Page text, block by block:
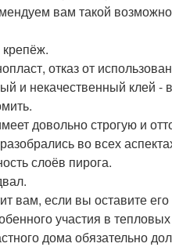
вам такой
отказ от
и некачественный клей -
довольно строгую и
во всех
слоёв пирога.
вам, если вы оставите
участия в
дома обязательно